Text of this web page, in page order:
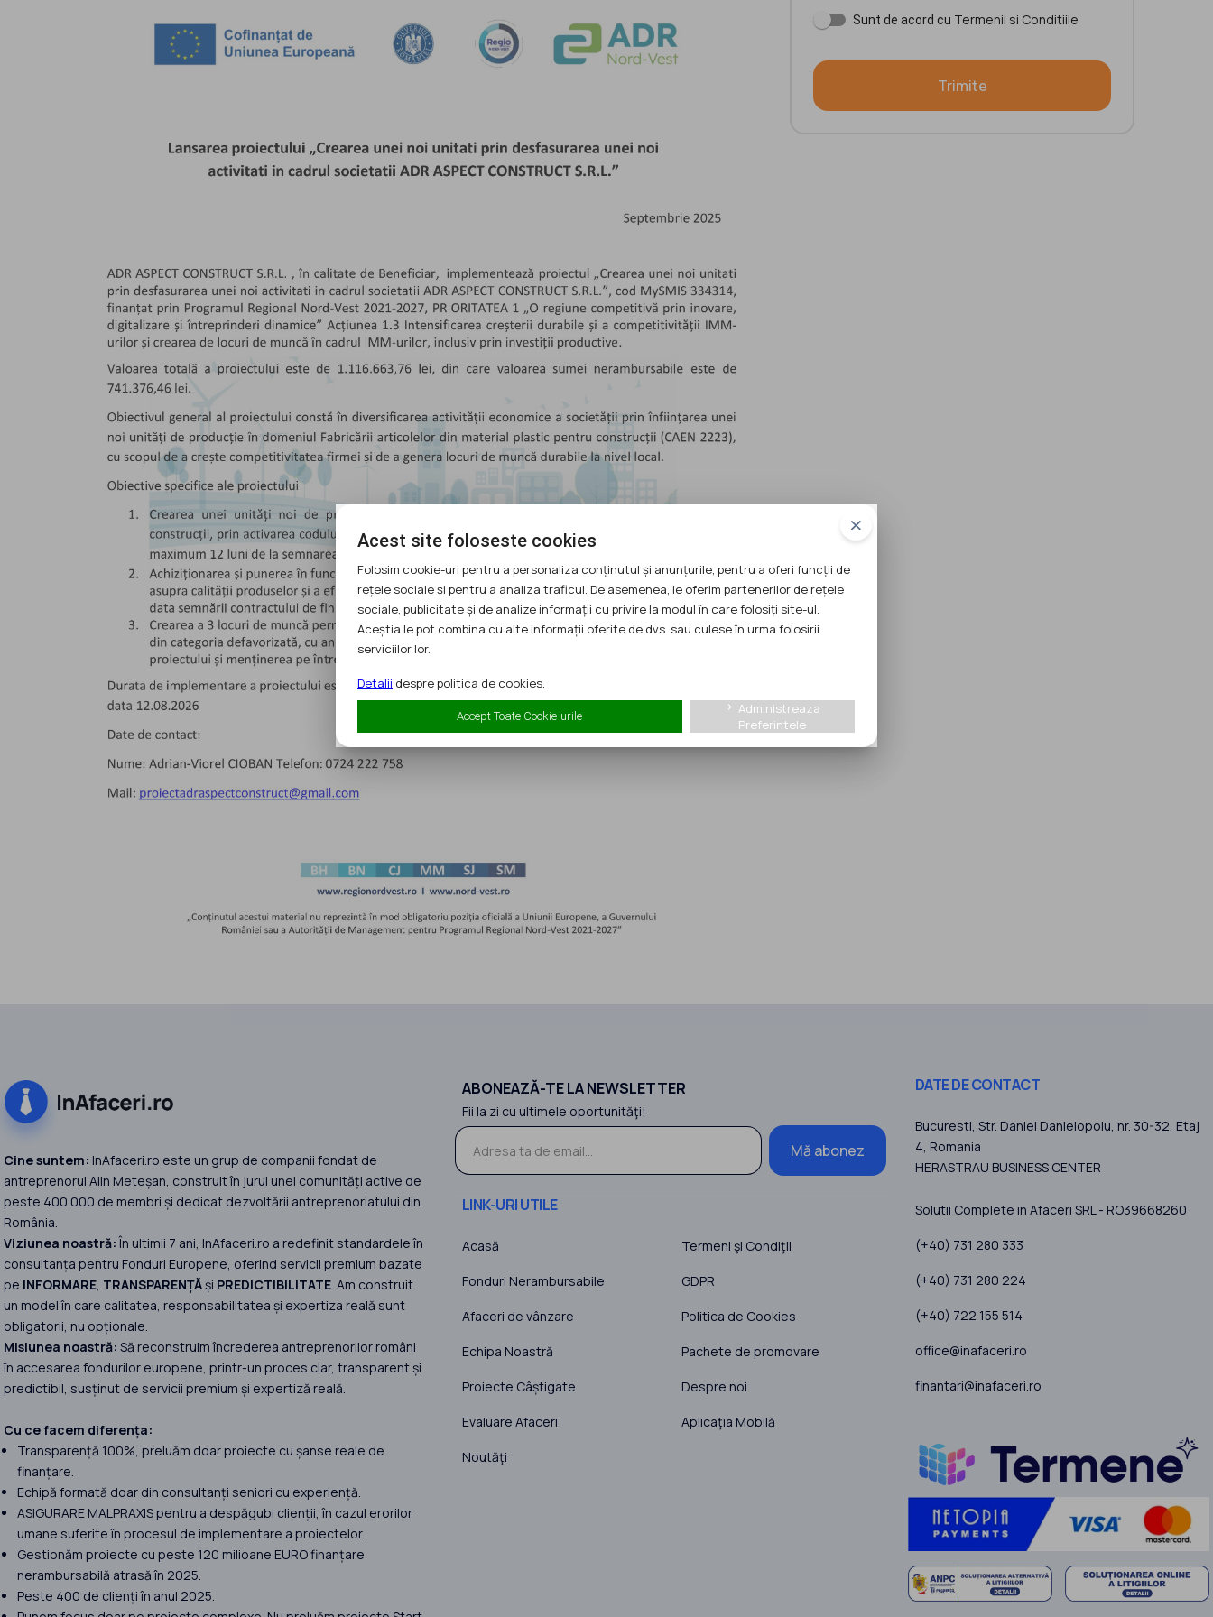
Sunt de acord cu Termenii si Conditiile
Trimite
Cine suntem: InAfaceri.ro este un grup de companii fondat de
antreprenorul Alin Meteșan, construit în jurul unei comunități active de
peste 400.000 de membri și dedicat dezvoltării antreprenoriatului din
România.
Viziunea noastră:În ultimii 7 ani, InAfaceri.ro a redefinit standardele în
consultanța pentru Fonduri Europene, oferind servicii premium bazate
pe INFORMARE, TRANSPARENȚĂși PREDICTIBILITATE. Am construit
un model în care calitatea, responsabilitatea și expertiza reală sunt
obligatorii, nu opționale.
Misiunea noastră: Să reconstruim încrederea antreprenorilor români
în accesarea fondurilor europene, printr-un proces clar, transparent și
predictibil, susținut de servicii premium și expertiză reală.
Cu ce facem diferența:
Transparență 100%, preluăm doar proiecte cu șanse reale de
finanțare.
Echipă formată doar din consultanți seniori cu experiență.
ASIGURARE MALPRAXIS pentru a despăgubi clienții, în cazul erorilor
umane suferite în procesul de implementare a proiectelor.
Gestionăm proiecte cu peste 120 milioane EURO finanțare
nerambursabilă atrasă în 2025.
Peste 400 de clienți în anul 2025.
ABONEAZĂ-TE LA NEWSLETTER
Fii la zi cu ultimele oportunităţi!
Mă abonez
LINK-URI UTILE
Acasă
Fonduri Nerambursabile
Afaceri de vânzare
Echipa Noastră
Proiecte Câștigate
Evaluare Afaceri
Noutăţi
Termeni şi Condiţii
GDPR
Politica de Cookies
Pachete de promovare
Despre noi
Aplicaţia Mobilă
DATE DE CONTACT
Bucuresti, Str. Daniel Danielopolu, nr. 30-32, Etaj
4, Romania
HERASTRAU BUSINESS CENTER
Solutii Complete in Afaceri SRL - RO39668260
(+40) 731 280 333
(+40) 731 280 224
(+40) 722 155 514
office@inafaceri.ro
finantari@inafaceri.ro
Acest site foloseste cookies
Folosim cookie-uri pentru a personaliza conținutul și anunțurile, pentru a oferi funcții de
rețele sociale și pentru a analiza traficul. De asemenea, le oferim partenerilor de rețele
sociale, publicitate și de analize informații cu privire la modul în care folosiți site-ul.
Aceștia le pot combina cu alte informații oferite de dvs. sau culese în urma folosirii
serviciilor lor.
Detalii despre politica de cookies.
Accept Toate Cookie-urile
keyboard_arrow_right
Administreaza
Preferintele